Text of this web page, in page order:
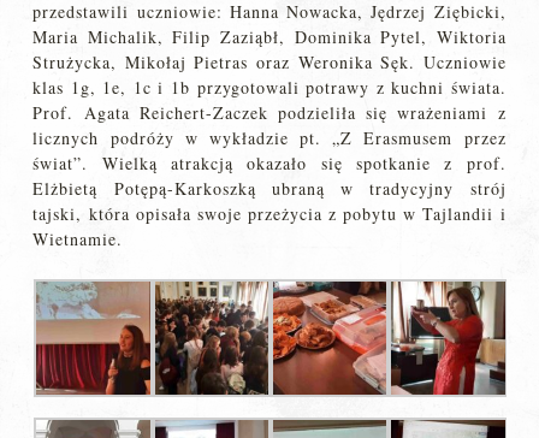
przedstawili uczniowie: Hanna Nowacka, Jędrzej Ziębicki,
Maria Michalik, Filip Zaziąbł, Dominika Pytel, Wiktoria
Strużycka, Mikołaj Pietras oraz Weronika Sęk. Uczniowie
klas 1g, 1e, 1c i 1b przygotowali potrawy z kuchni świata.
Prof. Agata Reichert-Zaczek podzieliła się wrażeniami z
licznych podróży w wykładzie pt. „Z Erasmusem przez
świat”. Wielką atrakcją okazało się spotkanie z prof.
Elżbietą Potępą-Karkoszką ubraną w tradycyjny strój
tajski, która opisała swoje przeżycia z pobytu w Tajlandii i
Wietnamie.